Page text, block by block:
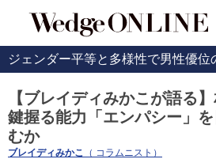
ジェンダー平等と多様性で男性優位
【ブレイディみかこが語る
鍵握る能力「エンパシー」
むか
ブレイディみかこ （ コラムニスト）